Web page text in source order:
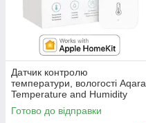
Датчик контролю
температури, вологості Aqara
Temperature and Humidity
Sensor (WSDCGQ11LM)
HomeKit
Готово до відправки